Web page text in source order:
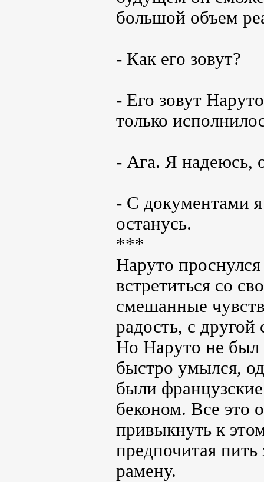
большой объем
- Как его зовут?
- Его зовут
только
- Ага. Я надеюсь,
- С документами
останусь.
***
Наруто
встретиться со
смешанные
радость, с
Но Наруто не
быстро умылся,
были
беконом. Все это
привыкнуть к
предпочитая
рамену.